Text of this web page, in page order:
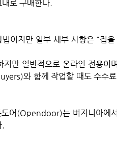
로 구매한다.
이지만 일부 세부 사항은 "집
만 일반적으로 온라인 전용이
와 함께 작업할 때도 수수
어(Opendoor)는 버지니아에
.